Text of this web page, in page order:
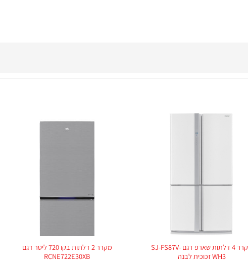
מקרר 4 דלתות שארפ דגם SJ-FS87V-
WH3 זכוכית לבנה
מקרר 2 דלתות בקו 720 ליטר דגם
RCNE722E30XB